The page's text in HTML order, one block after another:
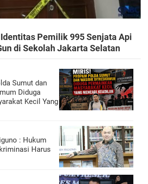
Pemilik 995 Senjata Api
di Sekolah Jakarta Selatan
Sumut dan
Diduga
Kecil Yang
: Hukum
Harus